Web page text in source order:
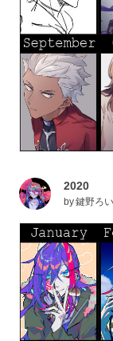
2020
by鍵野ろい